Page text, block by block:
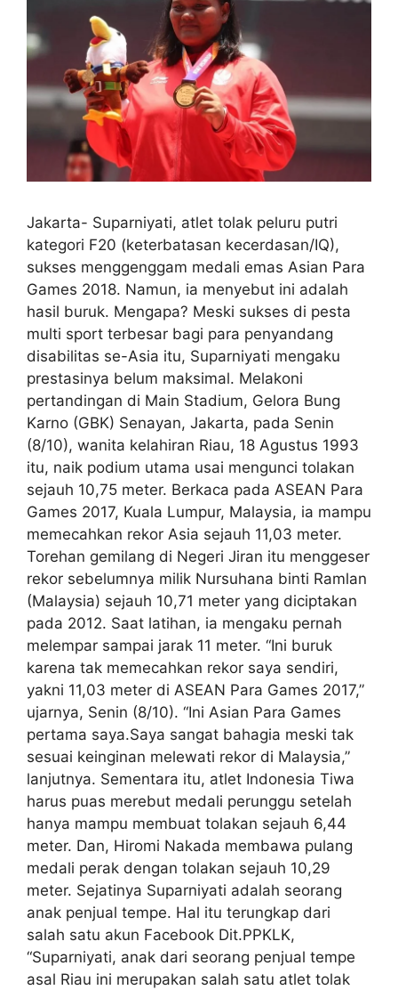
Jakarta- Suparniyati, atlet tolak peluru putri
kategori F20 (keterbatasan kecerdasan/IQ),
sukses menggenggam medali emas Asian Para
Games 2018. Namun, ia menyebut ini adalah
hasil buruk. Mengapa? Meski sukses di pesta
multi sport terbesar bagi para penyandang
disabilitas se-Asia itu, Suparniyati mengaku
prestasinya belum maksimal. Melakoni
pertandingan di Main Stadium, Gelora Bung
Karno (GBK) Senayan, Jakarta, pada Senin
(8/10), wanita kelahiran Riau, 18 Agustus 1993
itu, naik podium utama usai mengunci tolakan
sejauh 10,75 meter. Berkaca pada ASEAN Para
Games 2017, Kuala Lumpur, Malaysia, ia mampu
memecahkan rekor Asia sejauh 11,03 meter.
Torehan gemilang di Negeri Jiran itu menggeser
rekor sebelumnya milik Nursuhana binti Ramlan
(Malaysia) sejauh 10,71 meter yang diciptakan
pada 2012. Saat latihan, ia mengaku pernah
melempar sampai jarak 11 meter. “Ini buruk
karena tak memecahkan rekor saya sendiri,
yakni 11,03 meter di ASEAN Para Games 2017,”
ujarnya, Senin (8/10). “Ini Asian Para Games
pertama saya.Saya sangat bahagia meski tak
sesuai keinginan melewati rekor di Malaysia,”
lanjutnya. Sementara itu, atlet Indonesia Tiwa
harus puas merebut medali perunggu setelah
hanya mampu membuat tolakan sejauh 6,44
meter. Dan, Hiromi Nakada membawa pulang
medali perak dengan tolakan sejauh 10,29
meter. Sejatinya Suparniyati adalah seorang
anak penjual tempe. Hal itu terungkap dari
salah satu akun Facebook Dit.PPKLK,
“Suparniyati, anak dari seorang penjual tempe
asal Riau ini merupakan salah satu atlet tolak